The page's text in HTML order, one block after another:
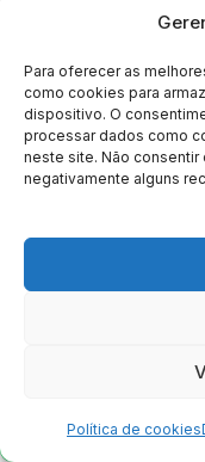
Para oferecer as
como cookies para
dispositivo. O
processar dados como
neste site. Não
negativamente alguns
Política de cookies
Whatsapp